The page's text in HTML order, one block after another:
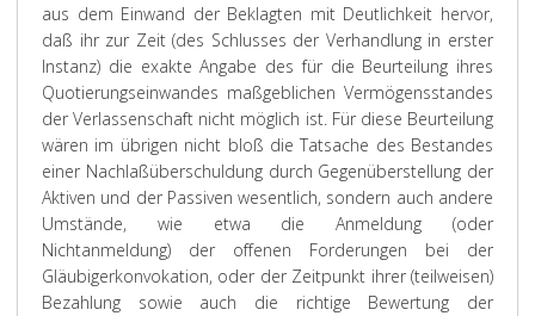
aus dem Einwand der Beklagten mit Deutlichkeit hervor,
daß ihr zur Zeit (des Schlusses der Verhandlung in erster
Instanz) die exakte Angabe des für die Beurteilung ihres
Quotierungseinwandes maßgeblichen Vermögensstandes
der Verlassenschaft nicht möglich ist. Für diese Beurteilung
wären im übrigen nicht bloß die Tatsache des Bestandes
einer Nachlaßüberschuldung durch Gegenüberstellung der
Aktiven und der Passiven wesentlich, sondern auch andere
Umstände, wie etwa die Anmeldung (oder
Nichtanmeldung) der offenen Forderungen bei der
Gläubigerkonvokation, oder der Zeitpunkt ihrer (teilweisen)
Bezahlung sowie auch die richtige Bewertung der